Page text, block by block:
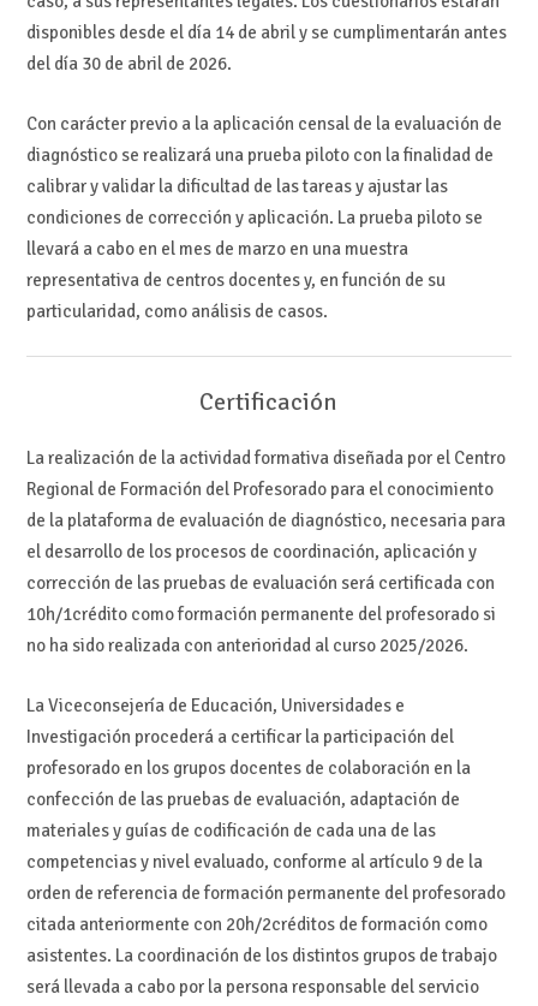
disponibles desde el día 14 de abril y se cumplimentarán antes
del día 30 de abril de 2026.
Con carácter previo a la aplicación censal de la evaluación de
diagnóstico se realizará una prueba piloto con la finalidad de
calibrar y validar la dificultad de las tareas y ajustar las
condiciones de corrección y aplicación. La prueba piloto se
llevará a cabo en el mes de marzo en una muestra
representativa de centros docentes y, en función de su
particularidad, como análisis de casos.
Certificación
La realización de la actividad formativa diseñada por el Centro
Regional de Formación del Profesorado para el conocimiento
de la plataforma de evaluación de diagnóstico, necesaria para
el desarrollo de los procesos de coordinación, aplicación y
corrección de las pruebas de evaluación será certificada con
10h/1crédito como formación permanente del profesorado si
no ha sido realizada con anterioridad al curso 2025/2026.
La Viceconsejería de Educación, Universidades e
Investigación procederá a certificar la participación del
profesorado en los grupos docentes de colaboración en la
confección de las pruebas de evaluación, adaptación de
materiales y guías de codificación de cada una de las
competencias y nivel evaluado, conforme al artículo 9 de la
orden de referencia de formación permanente del profesorado
citada anteriormente con 20h/2créditos de formación como
asistentes. La coordinación de los distintos grupos de trabajo
será llevada a cabo por la persona responsable del servicio